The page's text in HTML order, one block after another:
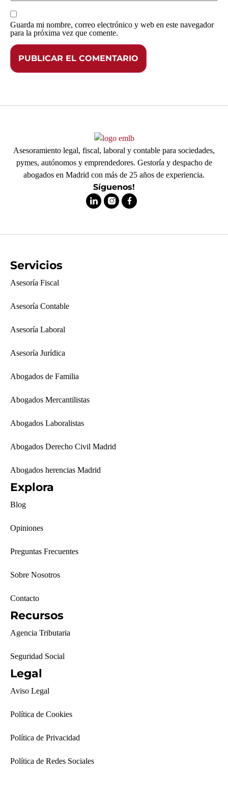
Guarda mi nombre, correo electrónico y web en este navegador
para la próxima vez que comente.
Asesoramiento legal, fiscal, laboral y contable para sociedades,
pymes, autónomos y emprendedores. Gestoría y despacho de
abogados en Madrid con más de 25 años de experiencia.
Síguenos!
Servicios
Asesoría Fiscal
Asesoría Contable
Asesoría Laboral
Asesoría Jurídica
Abogados de Familia
Abogados Mercantilistas
Abogados Laboralistas
Abogados Derecho Civil Madrid
Abogados herencias Madrid
Explora
Blog
Opiniones
Preguntas Frecuentes
Sobre Nosotros
Contacto
Recursos
Agencia Tributaria
Seguridad Social
Legal
Aviso Legal
Política de Cookies
Política de Privacidad
Política de Redes Sociales